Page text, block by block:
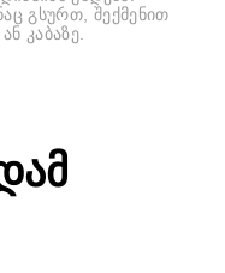
გსურთ, შექმენით
კაბაზე.